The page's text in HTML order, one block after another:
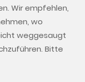
Wir empfehlen,
wo
weggesaugt
Bitte